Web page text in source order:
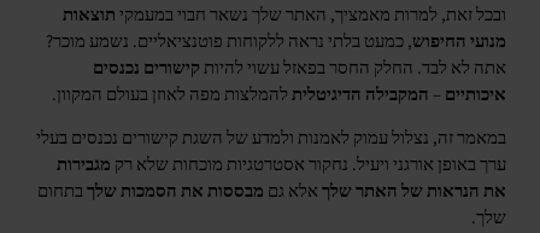
ובכל זאת, למרות מאמציך, האתר שלך נשאר חבוי במעמקיתוצאות
מנועי החיפוש, כמעט בלתי נראה ללקוחות פוטנציאליים. נשמע מוכר?
אתה לא לבד. החלק החסר בפאזל עשוי להיותקישורים נכנסים
איכותיים – המקבילה הדיגיטליתלהמלצות מפה לאוזן בעולם המקוון.
במאמר זה, נצלול עמוק לאמנות ולמדע של השגת קישורים נכנסים בעלי
ערך באופן אורגני ויעיל. נחקור אסטרטגיות מוכחות שלא רק מגבירות
את הנראות של האתר שלךאלא גם מבססות את הסמכות שלךבתחום
שלך.